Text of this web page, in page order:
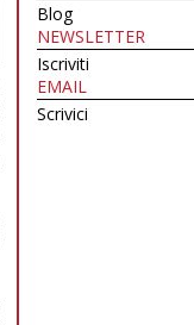
Blog
NEWSLETTER
Iscriviti
EMAIL
Scrivici